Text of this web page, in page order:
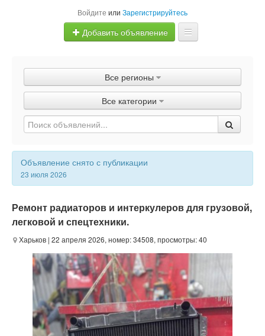
Войдите или Зарегистрируйтесь
Добавить объявление
Объявления
Быстрая продажа
Все регионы
Все категории
Объявление снято с публикации
23 июля 2026
Ремонт радиаторов и интеркулеров для грузовой,
легковой и спецтехники.
Харьков | 22 апреля 2026, номер: 34508, просмотры: 40